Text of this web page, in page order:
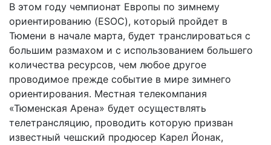
В этом году чемпионат Европы по зимнему
ориентированию (ESOC), который пройдет в
Тюмени в начале марта, будет транслироваться с
большим размахом и с использованием большего
количества ресурсов, чем любое другое
проводимое прежде событие в мире зимнего
ориентирования. Местная телекомпания
«Тюменская Арена» будет осуществлять
телетрансляцию, проводить которую призван
известный чешский продюсер Карел Йонак,